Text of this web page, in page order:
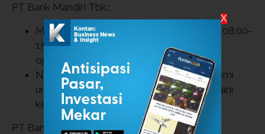
PT Bank Mandiri Tbk.:
Menyesuaikan jam layanan menjadi pukul 08.00-
15.00 waktu setempat selama periode
operasional terbatas.
Nasabah disarankan memantau laman resmi
untuk daftar cabang yang bersiaga melayani
kebutuhan khusus.
PT Bank Negara Indonesia Tbk. (BNI):
X